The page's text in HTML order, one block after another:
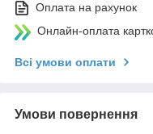
Оплата на рахунок
Онлайн-оплата
Всі умови оплати
Умови повернення